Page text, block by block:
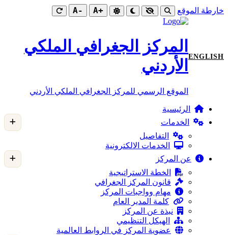
خارطة الموقع +A
-A
ENGLISH
المركز الجغرافي الملكي
الأردني
الموقع الرسمي للمركز الجغرافي الملكي الأردني
الرئيسية
الخدمات
التفاصيل
الخدمات الالكترونية
عن المركز
الخطة الاستراتيجية
قانون المركز الجغرافي
مهام وواجبات المركز
كلمة المدير العام
نبذة عن المركز
الهيكل التنظيمي
عضوية المركز في الروابط العالمية